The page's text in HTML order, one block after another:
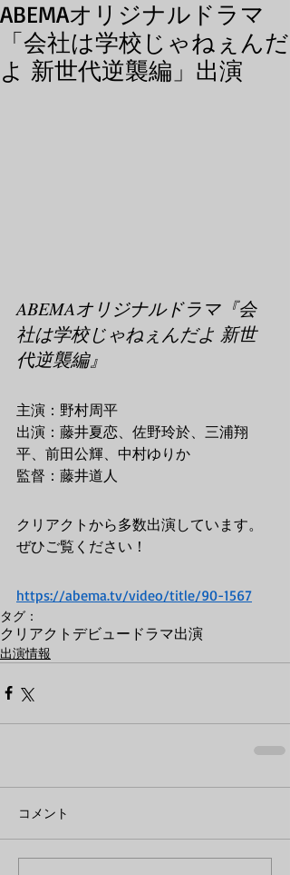
ABEMAオリジナルドラマ
「会社は学校じゃねぇんだ
よ 新世代逆襲編」出演
ABEMAオリジナルドラマ『会
社は学校じゃねぇんだよ 新世
代逆襲編』
主演：野村周平
出演：藤井夏恋、佐野玲於、三浦翔
平、前田公輝、中村ゆりか
監督：藤井道人
クリアクトから多数出演しています。
ぜひご覧ください！
https://abema.tv/video/title/90-1567
タグ：
クリアクト デビュー ドラマ出演
出演情報
コメント